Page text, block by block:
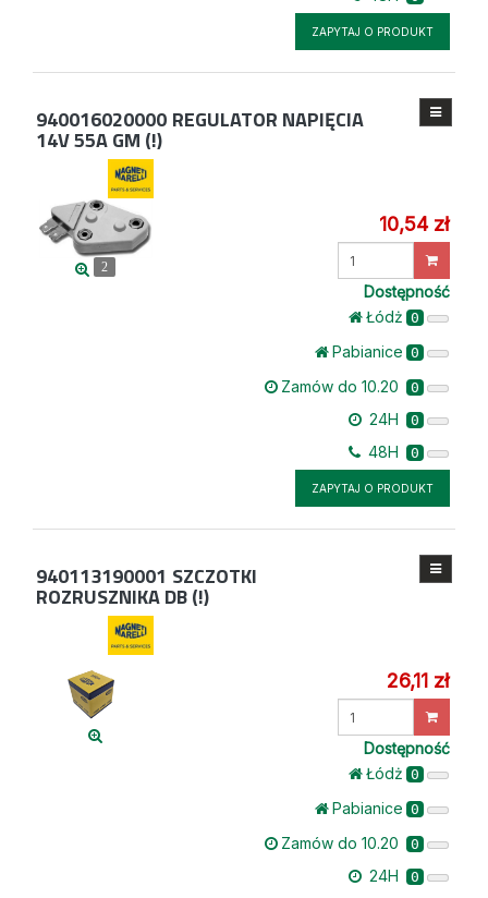
ZAPYTAJ O PRODUKT
940016020000 REGULATOR NAPIĘCIA
14V 55A GM (!)
2
10,54 zł
Dostępność
Łódż 0
Pabianice 0
Zamów do 10.20 0
24H 0
48H 0
ZAPYTAJ O PRODUKT
940113190001 SZCZOTKI
ROZRUSZNIKA DB (!)
26,11 zł
Dostępność
Łódż 0
Pabianice 0
Zamów do 10.20 0
24H 0